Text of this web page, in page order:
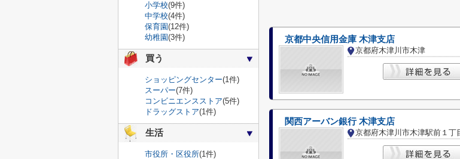
京都中央信用金庫 木津支店
京都府木津川市木津
関西アーバン銀行 木津支店
京都府木津川市木津駅前１丁
小学校(9件)
中学校(4件)
保育園(12件)
幼稚園(3件)
買う
ショッピングセンター(1件)
スーパー(7件)
コンビニエンスストア(5件)
ドラッグストア(1件)
生活
市役所・区役所(1件)